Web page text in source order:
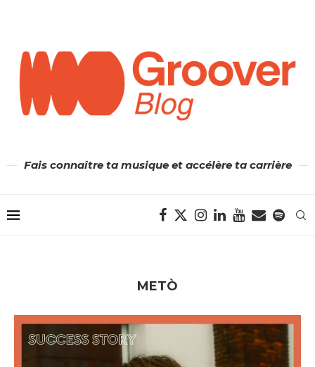
Fais connaître ta musique et accélère ta carrière
METÒ